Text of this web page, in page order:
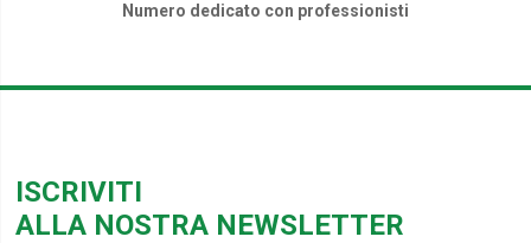
Numero dedicato con professionisti
ISCRIVITI
ALLA NOSTRA NEWSLETTER